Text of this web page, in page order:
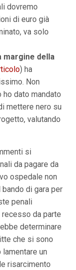
dovremo
di euro già
va solo
margine della
) ha
Non
dato mandato
mettere nero su
valutando
si
da pagare da
ospedale non
di gara per
penali
da parte
determinare
che si sono
un
risarcimento